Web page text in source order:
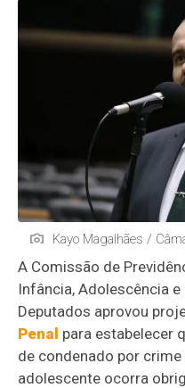
Kayo Magalhães /
A Comissão de
Infância, Adolescência
Deputados aprovou
Penal para estabelecer
de condenado por
adolescente ocorra